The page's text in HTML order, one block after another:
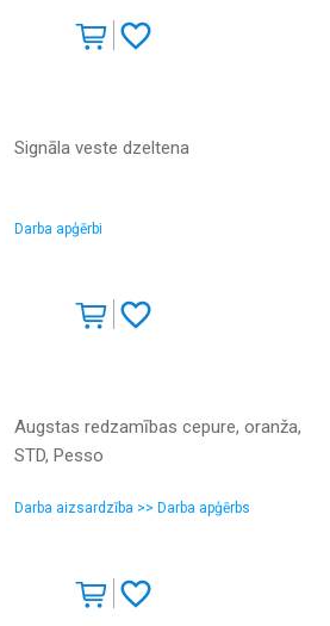
Signāla veste dzeltena
Darba apģērbi
Augstas redzamības cepure, oranža,
STD, Pesso
Darba aizsardzība >> Darba apģērbs